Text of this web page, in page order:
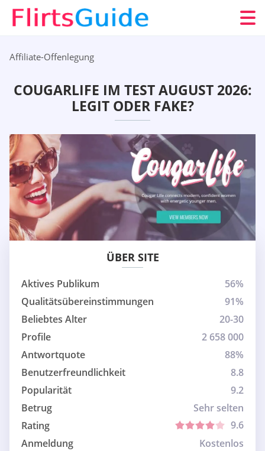
Affiliate-Offenlegung
COUGARLIFE IM TEST AUGUST 2026:
LEGIT ODER FAKE?
ÜBER SITE
Aktives Publikum
56%
Qualitätsübereinstimmungen
91%
Beliebtes Alter
20-30
Profile
2 658 000
Antwortquote
88%
Benutzerfreundlichkeit
8.8
Popularität
9.2
Betrug
Sehr selten
Rating
9.6
Anmeldung
Kostenlos